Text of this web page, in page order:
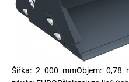
Šířka: 2 000 mmObjem: 0,78